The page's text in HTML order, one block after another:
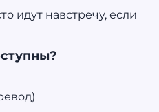
идут навстречу, если